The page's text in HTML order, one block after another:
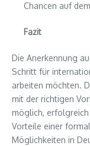
Chancen auf
Fazit
Die Anerkennung
Schritt für
arbeiten möchten.
mit der richtigen
möglich,
Vorteile einer
Möglichkeiten in